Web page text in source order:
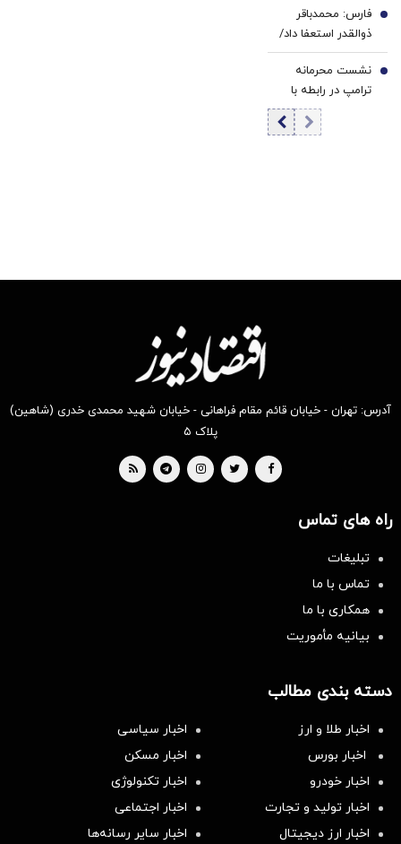
فعلی
شدند
فارس: محمدباقر
ذوالقدر استعفا داد/
محسن رضایی دبیر
شورای عالی امنیت
ملی شد
6
نشست محرمانه
ترامپ در رابطه با
ایران در کاخ سفید
7
آدرس: تهران - خیابان قائم مقام فراهانی - خیابان شهید محمدی خدری (شاهین)
پلاک ۵
راه های تماس
تبلیغات
تماس با ما
همکاری با ما
بیانیه مأموریت
دسته بندی مطالب
اخبار طلا و ارز
اخبار سیاسی
اخبار بورس
اخبار مسکن
اخبار خودرو
اخبار تکنولوژی
اخبار تولید و تجارت
اخبار اجتماعی
اخبار ارز دیجیتال
اخبار سایر رسانه‌‌ها